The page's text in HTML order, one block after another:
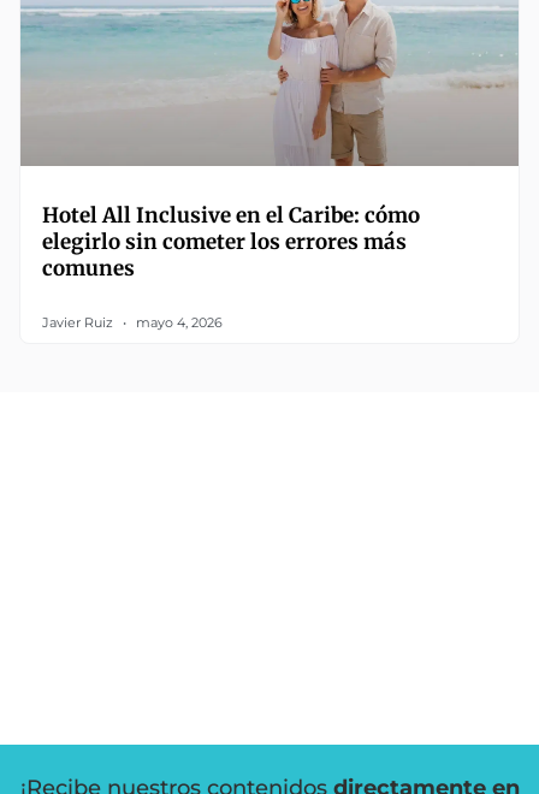
Hotel All Inclusive en el Caribe: cómo
elegirlo sin cometer los errores más
comunes
Javier Ruiz mayo 4, 2026
¡Recibe nuestros contenidos directamente en